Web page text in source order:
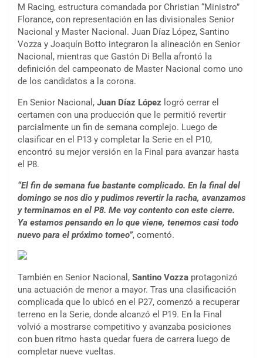
M Racing, estructura comandada por Christian “Ministro”
Florance, con representación en las divisionales Senior
Nacional y Master Nacional. Juan Díaz López, Santino
Vozza y Joaquín Botto integraron la alineación en Senior
Nacional, mientras que Gastón Di Bella afrontó la
definición del campeonato de Master Nacional como uno
de los candidatos a la corona.
En Senior Nacional, Juan Díaz López logró cerrar el
certamen con una producción que le permitió revertir
parcialmente un fin de semana complejo. Luego de
clasificar en el P13 y completar la Serie en el P10,
encontró su mejor versión en la Final para avanzar hasta
el P8.
“El fin de semana fue bastante complicado. En la final del
domingo se nos dio y pudimos revertir la racha, avanzamos
y terminamos en el P8. Me voy contento con este cierre.
Ya estamos pensando en lo que viene, tenemos casi todo
nuevo para el próximo torneo”, comentó.
También en Senior Nacional, Santino Vozza protagonizó
una actuación de menor a mayor. Tras una clasificación
complicada que lo ubicó en el P27, comenzó a recuperar
terreno en la Serie, donde alcanzó el P19. En la Final
volvió a mostrarse competitivo y avanzaba posiciones
con buen ritmo hasta quedar fuera de carrera luego de
completar nueve vueltas.